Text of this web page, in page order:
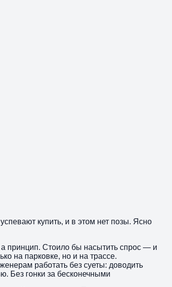
купить, и в этом нет позы. Ясно
принцип. Стоило бы насытить спрос — и
на парковке, но и на трассе.
работать без суеты: доводить
Без гонки за бесконечными